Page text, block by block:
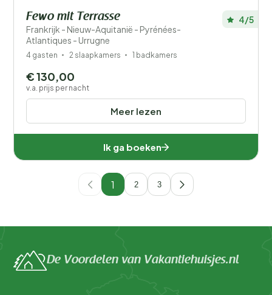
Fewo mit Terrasse
Frankrijk - Nieuw-Aquitanië - Pyrénées-
Atlantiques - Urrugne
4/5
4 gasten 2 slaapkamers 1 badkamers
Meer lezen
€ 130,00
v.a. prijs per nacht
Ik ga boeken
1 2 3
De Voordelen van Vakantiehuisjes.nl